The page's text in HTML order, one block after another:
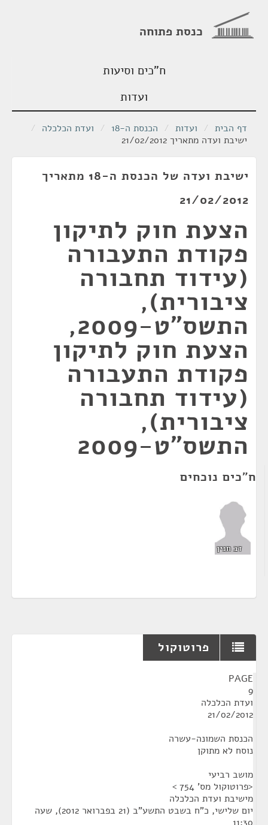
כנסת פתוחה
ח"כים וסיעות
ועדות
דף הבית / ועדות / הכנסת ה-18 / ועדת הכלכלה /
ישיבת ועדה מתאריך 21/02/2012
ישיבת ועדה של הכנסת ה-18 מתאריך
21/02/2012
הצעת חוק לתיקון
פקודת התעבורה
(עידוד תחבורה
ציבורית),
התשס"ט-2009,
הצעת חוק לתיקון
פקודת התעבורה
(עידוד תחבורה
ציבורית),
התשס"ט-2009
ח"כים נוכחים
דב חנין
פרוטוקול
PAGE
9
ועדת הכלכלה
21/02/2012
הכנסת השמונה-עשרה
נוסח לא מתוקן
מושב רביעי
<פרוטוקול מס' 754 >
מישיבת ועדת הכלכלה
יום שלישי, כ"ח בשבט התשע"ב (21 בפברואר 2012), שעה